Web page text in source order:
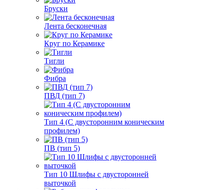
Бруски
Лента бесконечная
Круг по Керамике
Тигли
Фибра
ПВД (тип 7)
Тип 4 (С двусторонним коническим
профилем)
ПВ (тип 5)
Тип 10 Шлифы с двусторонней
выточкой